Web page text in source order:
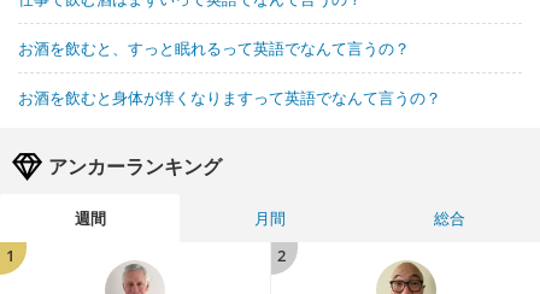
お酒を飲むと、すっと眠れるって英語でなんて言うの？
お酒を飲むと身体が痒くなりますって英語でなんて言うの？
アンカーランキング
週間 月間
総合
1
2